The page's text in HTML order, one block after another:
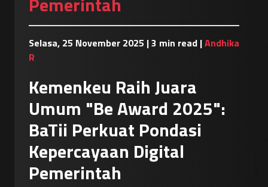
Selasa, 25 November 2025 |3 min read |Andhika
R
Kemenkeu Raih Juara
Umum "Be Award 2025":
BaTii Perkuat Pondasi
Kepercayaan Digital
Pemerintah